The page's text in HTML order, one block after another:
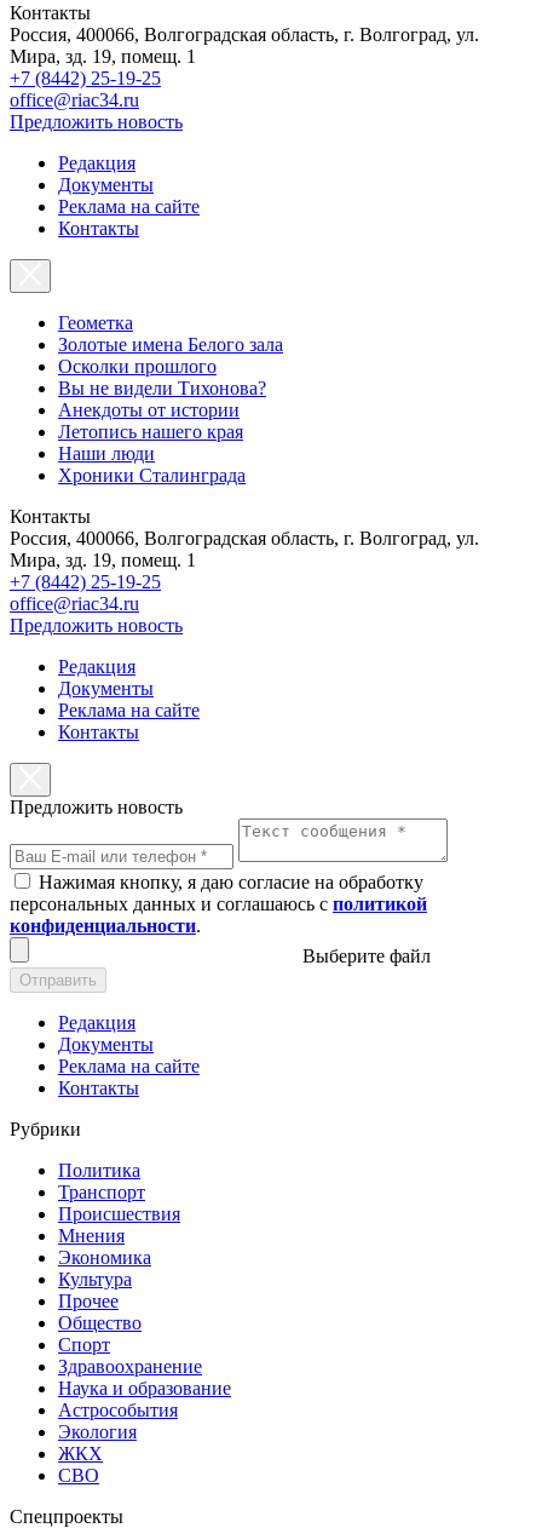
Контакты
Россия, 400066, Волгоградская область, г. Волгоград, ул.
Мира, зд. 19, помещ. 1
+7 (8442) 25-19-25
office@riac34.ru
Предложить новость
Редакция
Документы
Реклама на сайте
Контакты
Геометка
Золотые имена Белого зала
Осколки прошлого
Вы не видели Тихонова?
Анекдоты от истории
Летопись нашего края
Наши люди
Хроники Сталинграда
Контакты
Россия, 400066, Волгоградская область, г. Волгоград, ул.
Мира, зд. 19, помещ. 1
+7 (8442) 25-19-25
office@riac34.ru
Предложить новость
Редакция
Документы
Реклама на сайте
Контакты
Предложить новость
Нажимая кнопку, я даю согласие на обработку
персональных данных и соглашаюсь с политикой
конфиденциальности.
Выберите файл
Отправить
Редакция
Документы
Реклама на сайте
Контакты
Рубрики
Политика
Транспорт
Происшествия
Мнения
Экономика
Культура
Прочее
Общество
Спорт
Здравоохранение
Наука и образование
Астрособытия
Экология
ЖКХ
СВО
Спецпроекты